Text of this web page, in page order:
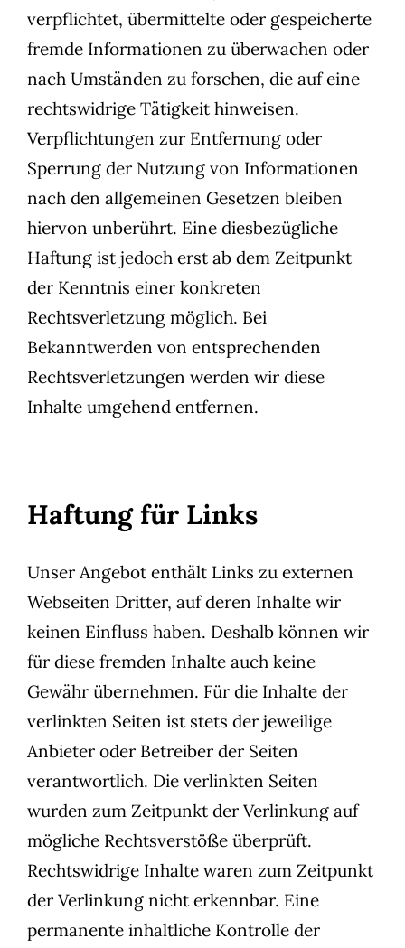
verpflichtet, übermittelte oder gespeicherte
fremde Informationen zu überwachen oder
nach Umständen zu forschen, die auf eine
rechtswidrige Tätigkeit hinweisen.
Verpflichtungen zur Entfernung oder
Sperrung der Nutzung von Informationen
nach den allgemeinen Gesetzen bleiben
hiervon unberührt. Eine diesbezügliche
Haftung ist jedoch erst ab dem Zeitpunkt
der Kenntnis einer konkreten
Rechtsverletzung möglich. Bei
Bekanntwerden von entsprechenden
Rechtsverletzungen werden wir diese
Inhalte umgehend entfernen.
Haftung für Links
Unser Angebot enthält Links zu externen
Webseiten Dritter, auf deren Inhalte wir
keinen Einfluss haben. Deshalb können wir
für diese fremden Inhalte auch keine
Gewähr übernehmen. Für die Inhalte der
verlinkten Seiten ist stets der jeweilige
Anbieter oder Betreiber der Seiten
verantwortlich. Die verlinkten Seiten
wurden zum Zeitpunkt der Verlinkung auf
mögliche Rechtsverstöße überprüft.
Rechtswidrige Inhalte waren zum Zeitpunkt
der Verlinkung nicht erkennbar. Eine
permanente inhaltliche Kontrolle der